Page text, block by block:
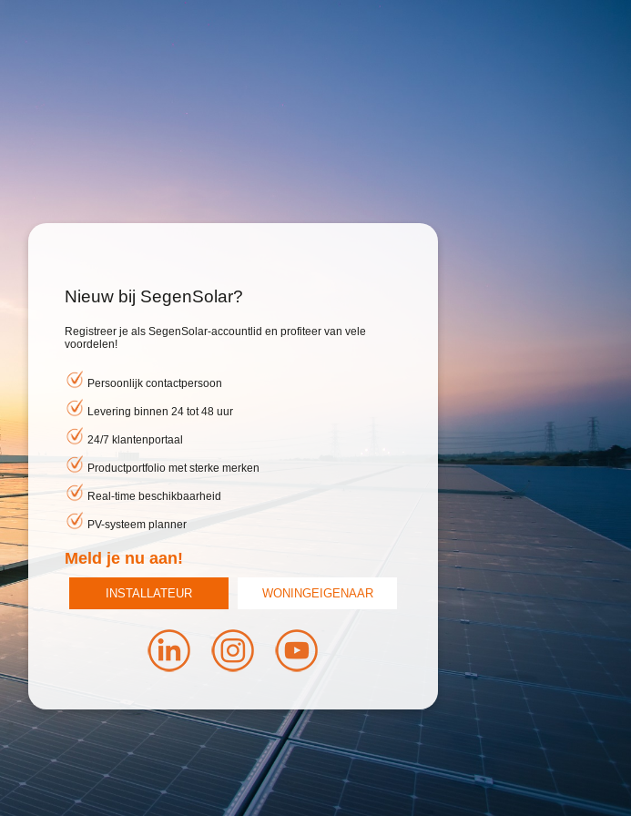
Nieuw bij SegenSolar?
Registreer je als SegenSolar-accountlid en profiteer van vele
voordelen!
Persoonlijk contactpersoon
Levering binnen 24 tot 48 uur
24/7 klantenportaal
Productportfolio met sterke merken
Real-time beschikbaarheid
PV-systeem planner
Meld je nu aan!
INSTALLATEUR WONINGEIGENAAR